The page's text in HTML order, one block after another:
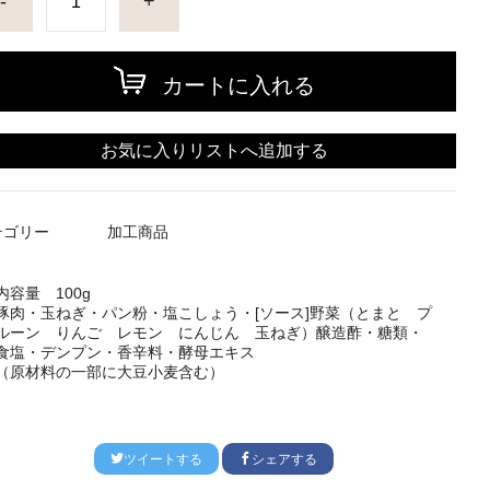
カートに入れる
お気に入りリストへ追加する
ゴリー 加工商品
容量 100g
肉・玉ねぎ・パン粉・塩こしょう・[ソース]野菜（とまと プ
ーン りんご レモン にんじん 玉ねぎ）醸造酢・糖類・
塩・デンプン・香辛料・酵母エキス
原材料の一部に大豆小麦含む）
ツイートする シェアする